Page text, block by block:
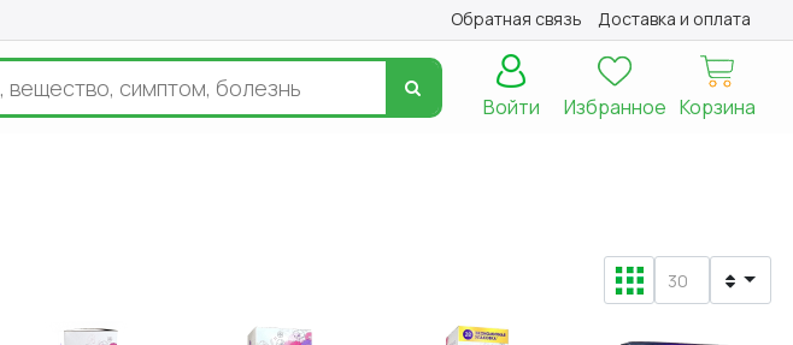
Обратная связь Доставка и оплата
Корзина
Избранное
Войти